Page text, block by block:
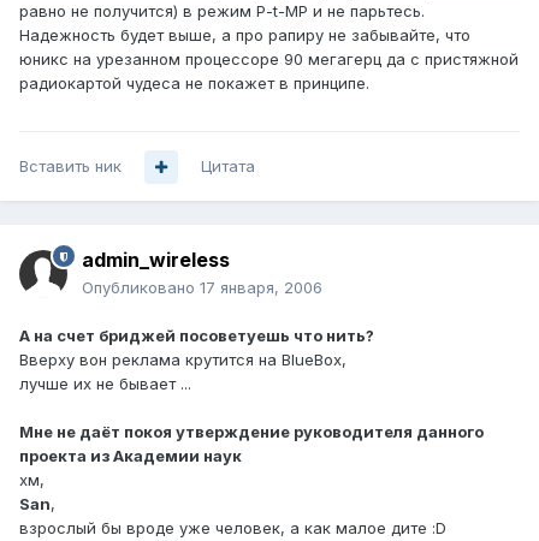
равно не получится) в режим Р-t-MP и не парьтесь.
Надежность будет выше, а про рапиру не забывайте, что
юникс на урезанном процессоре 90 мегагерц да с пристяжной
радиокартой чудеса не покажет в принципе.
Вставить ник Цитата
admin_wireless
Опубликовано 17 января, 2006
А на счет бриджей посоветуешь что нить?
Вверху вон реклама крутится на BlueBox,
лучше их не бывает ...
Мне не даёт покоя утверждение руководителя данного
проекта из Академии наук
хм,
San,
взрослый бы вроде уже человек, а как малое дите :D